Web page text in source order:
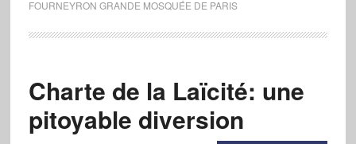
FOURNEYRON GRANDE MOSQUÉE DE PARIS
Charte de la Laïcité: une
pitoyable diversion